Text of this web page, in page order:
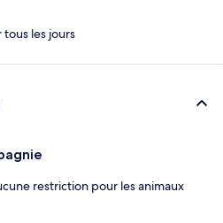
les jours
restriction pour les animaux